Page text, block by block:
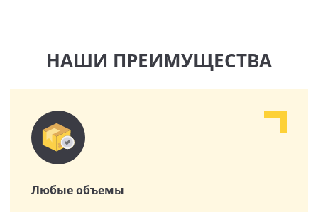
НАШИ ПРЕИМУЩЕСТВА
Любые объемы